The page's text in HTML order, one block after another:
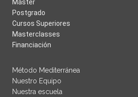
Máster
Postgrado
Cursos Superiores
Masterclasses
Financiación
Método Mediterránea
Nuestro Equipo
Nuestra escuela